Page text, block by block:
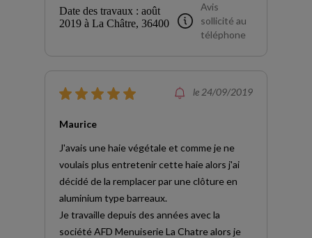
Date des travaux : août
2019 à La Châtre, 36400
Avis
sollicité au
téléphone
le 24/09/2019
Maurice
J'avais une haie végétale et comme je ne
voulais plus entretenir cette haie alors j'ai
décidé de la remplacer par une clôture en
aluminium type barreaux.
Je travaille depuis des années avec la
société AFD Menuiserie La Chatre alors je